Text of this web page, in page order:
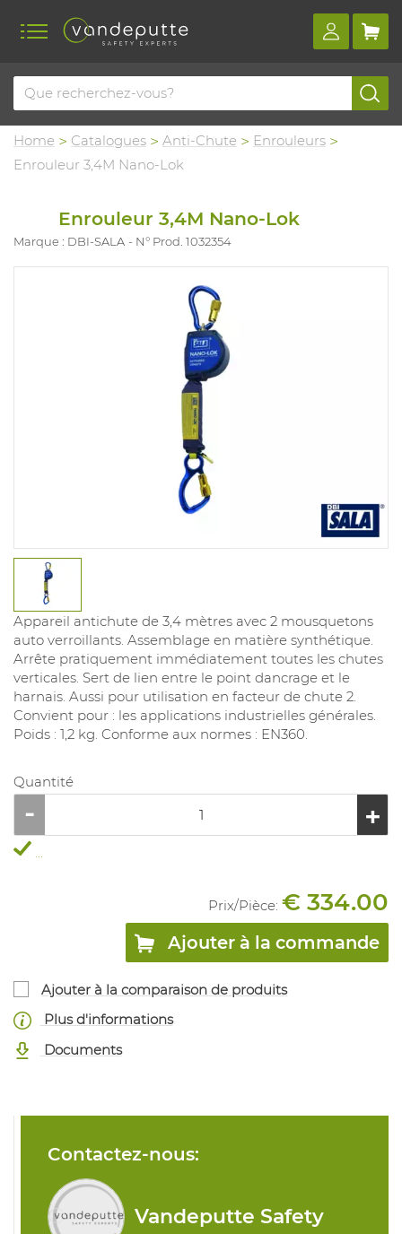
Home Catalogues Anti-Chute
Enrouleurs
Enrouleur 3,4M Nano-Lok
Enrouleur 3,4M Nano-Lok
Marque : DBI-SALA N° Prod. 1032354
Appareil antichute de 3,4 mètres avec 2 mousquetons
auto verroillants. Assemblage en matière synthétique.
Arrête pratiquement immédiatement toutes les chutes
verticales. Sert de lien entre le point dancrage et le
harnais. Aussi pour utilisation en facteur de chute 2.
Convient pour : les applications industrielles générales.
Poids : 1,2 kg. Conforme aux normes : EN360.
Quantité
...
Prix/Pièce: € 334.00
Ajouter à la commande
Ajouter à la comparaison de produits
Plus d'informations
Documents
Contactez-nous:
Vandeputte Safety